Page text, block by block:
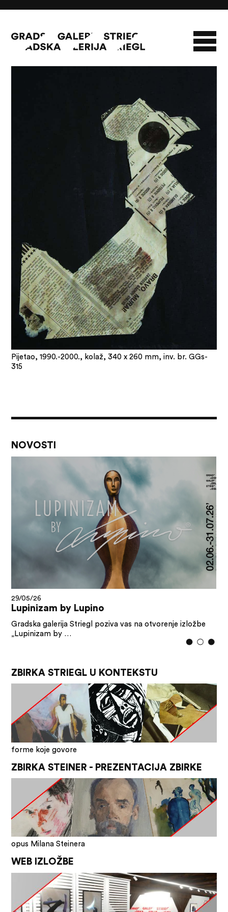
SLAVO STRIEGL
ZBIRKA STRIEGL LIKOVNA ZBIRKA
PUBLIKACIJE DOKUMENTI
Pijetao, 1990.-2000., kolaž, 340 x 260 mm, inv. br. GGs-
315
NOVOSTI
29/05/26
Lupinizam by Lupino
Gradska galerija Striegl poziva vas na otvorenje izložbe
„Lupinizam by …
ZBIRKA STRIEGL U KONTEKSTU
forme koje govore
ZBIRKA STEINER - PREZENTACIJA ZBIRKE
opus Milana Steinera
WEB IZLOŽBE